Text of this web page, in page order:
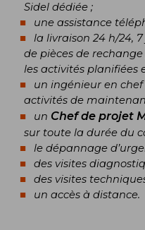
Sidel dédiée ;
une assistance
la livraison 24 h/24,
de pièces de
les activités planifiées
un ingénieur en
activités de
un Chef de projet
sur toute la durée du
le dépannage
des visites
des visites
un accès à distance.